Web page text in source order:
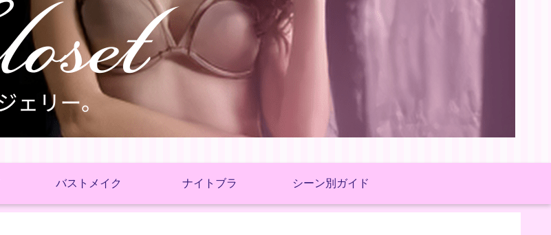
バストメイク ナイトブラ シーン別ガイド